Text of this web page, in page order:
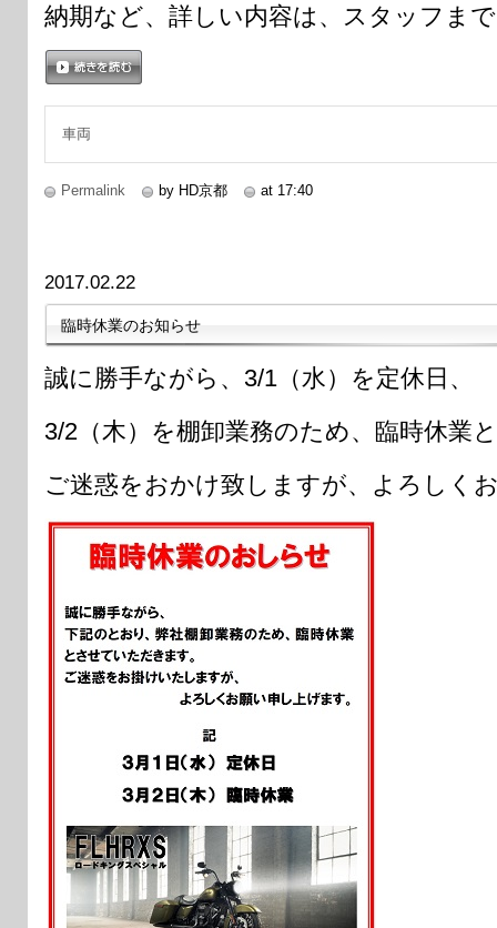
納期など、詳しい内容は、スタッフま
車両
Permalink by HD京都 at 17:40
2017.02.22
臨時休業のお知らせ
誠に勝手ながら、3/1（水）を定休日、
3/2（木）を棚卸業務のため、臨時休業
ご迷惑をおかけ致しますが、よろしく